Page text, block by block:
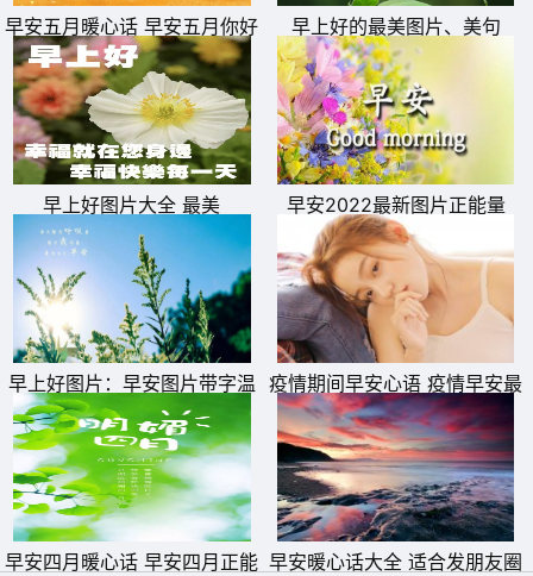
11、 春花，秋月，夏日清风，冬日暮雪，这些都很美，但
早安五月暖心话 早安五月你好
文字图片
早上好的最美图片、美句
早上好图片大全 最美 早安2022最新图片正能量
早上好图片：早安图片带字温
馨图片
疫情期间早安心语 疫情早安最
暖心的一句话
早安四月暖心话 早安四月正能 早安暖心话大全 适合发朋友圈